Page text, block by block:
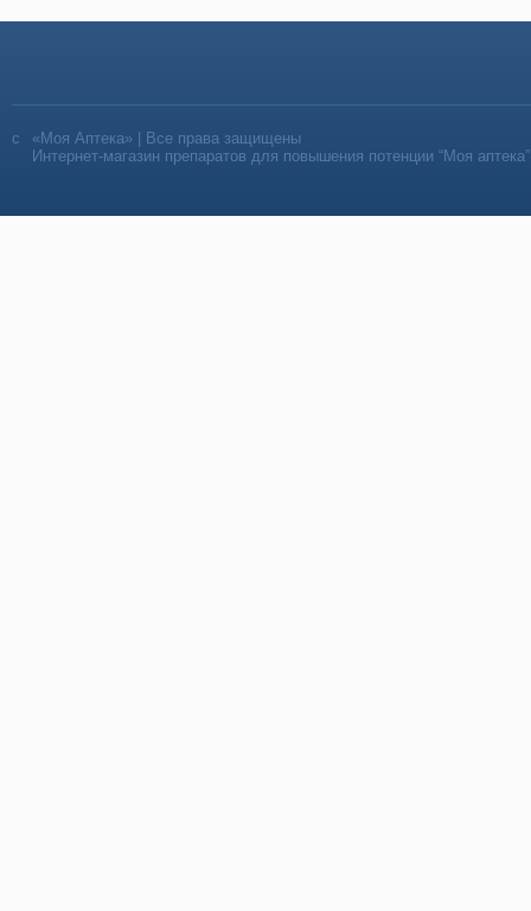
«Моя Аптека» | Все права защищены
Интернет-магазин препаратов для повышения потенции “Моя